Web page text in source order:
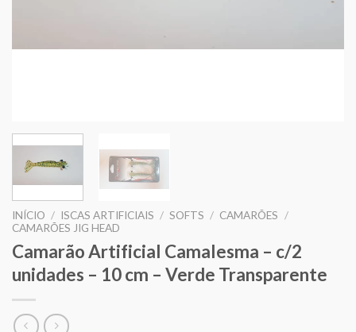
INÍCIO / ISCAS ARTIFICIAIS / SOFTS / CAMARÕES
/
CAMARÕES JIG HEAD
Camarão Artificial Camalesma – c/2
unidades – 10 cm – Verde Transparente